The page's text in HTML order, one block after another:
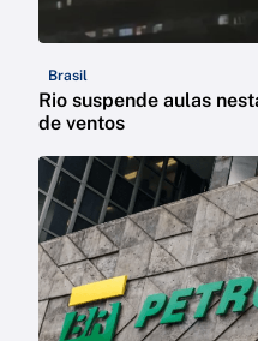
Brasil
Rio suspende aulas
de ventos